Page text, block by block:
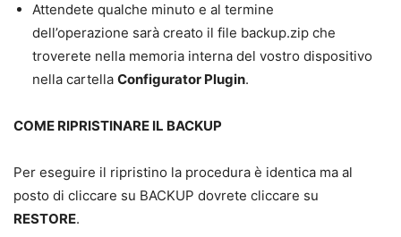
Attendete qualche minuto e al termine
dell’operazione sarà creato il file backup.zip che
troverete nella memoria interna del vostro dispositivo
nella cartella Configurator Plugin.
COME RIPRISTINARE IL BACKUP
Per eseguire il ripristino la procedura è identica ma al
posto di cliccare su BACKUP dovrete cliccare su
RESTORE.